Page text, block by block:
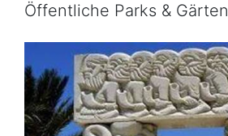
Öffentliche Parks & Gärten